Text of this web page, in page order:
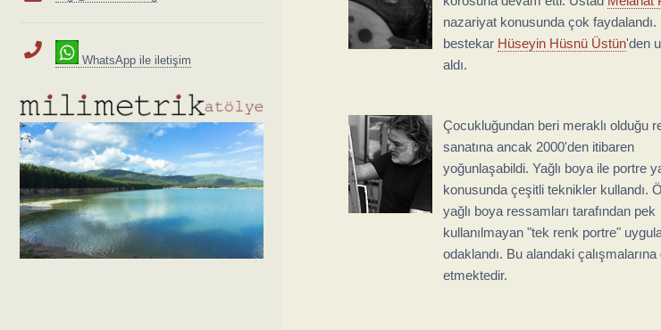
nazariyat konusunda çok faydalandı.
bestekar Hüseyin Hüsnü Üstün'den
aldı.
Çocukluğundan beri meraklı olduğu
sanatına ancak 2000'den itibaren
yoğunlaşabildi. Yağlı boya ile portre
konusunda çeşitli teknikler kullandı.
yağlı boya ressamları tarafından pek
kullanılmayan "tek renk portre"
odaklandı. Bu alandaki
etmektedir.
WhatsApp ile iletişim